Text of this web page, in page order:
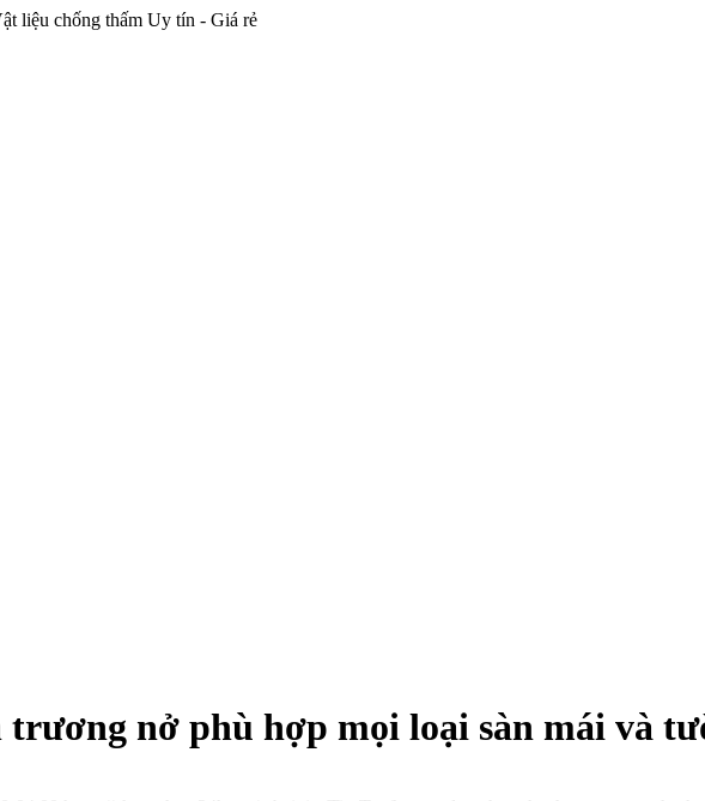
liệu chống thấm Uy tín - Giá rẻ
nở phù hợp mọi loại sàn mái và